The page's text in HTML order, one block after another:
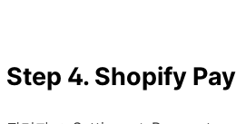
Step 4. Shopify